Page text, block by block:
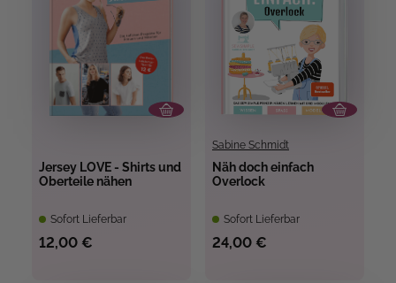
Jersey LOVE - Shirts und
Oberteile nähen
Sofort Lieferbar
12,00 €
Sabine Schmidt
Näh doch einfach
Overlock
Sofort Lieferbar
24,00 €